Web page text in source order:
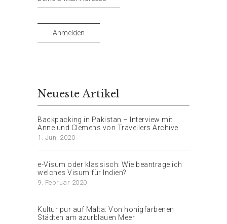
E-
Adresse
Anmelden
Neueste Artikel
Backpacking in Pakistan – Interview mit
Anne und Clemens von Travellers Archive
1. Juni 2020
e-Visum oder klassisch: Wie beantrage ich
welches Visum für Indien?
9. Februar 2020
Kultur pur auf Malta: Von honigfarbenen
Städten am azurblauen Meer